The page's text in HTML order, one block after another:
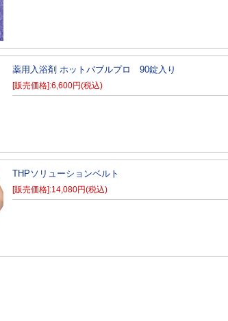
薬用入浴剤 ホットバブルプロ 90錠入り
[販売価格]:6,600円(税込)
THPソリューションベルト
[販売価格]:14,080円(税込)